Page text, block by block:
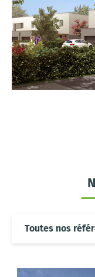
Toutes nos